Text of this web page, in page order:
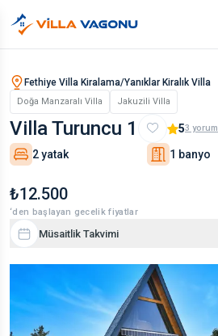
Fethiye Villa Kiralama/Yanıklar Kiralık Villa
Doğa Manzaralı Villa Jakuzili Villa
Villa Turuncu 1 53 yorum
2 yatak 1 banyo
₺12.500
‘den başlayan gecelik fiyatlar
Müsaitlik Takvimi